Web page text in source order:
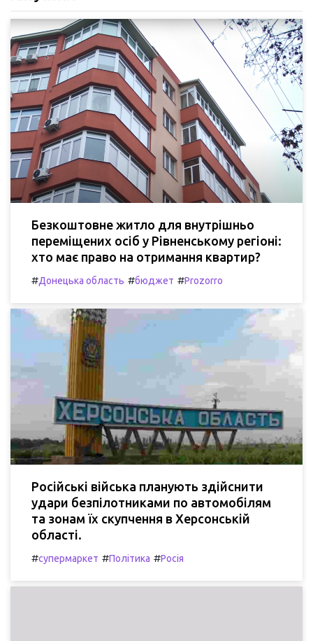
Безкоштовне житло для внутрішньо
переміщених осіб у Рівненському регіоні:
хто має право на отримання квартир?
#Донецька область #бюджет #Prozorro
Російські війська планують здійснити
удари безпілотниками по автомобілям
та зонам їх скупчення в Херсонській
області.
#супермаркет #Політика #Росія